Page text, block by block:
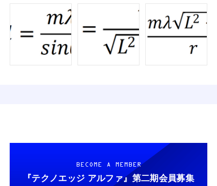
BECOME A MEMBER
『テクノエッジ アルファ』 第二期会員募集